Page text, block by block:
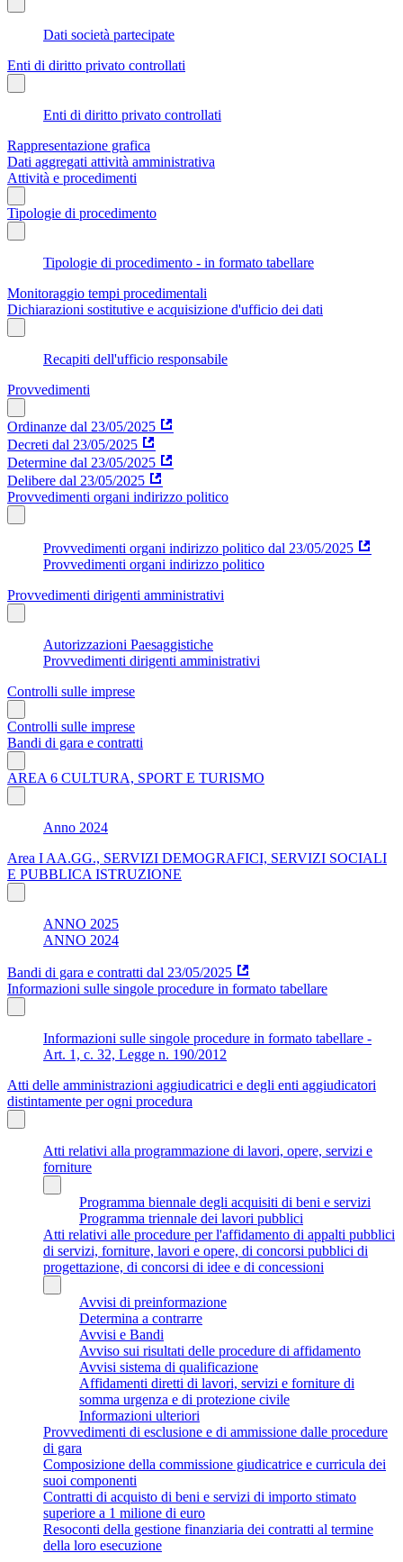
Dati società partecipate
Enti di diritto privato controllati
Enti di diritto privato controllati
Rappresentazione grafica
Dati aggregati attività amministrativa
Attività e procedimenti
Tipologie di procedimento
Tipologie di procedimento - in formato tabellare
Monitoraggio tempi procedimentali
Dichiarazioni sostitutive e acquisizione d'ufficio dei dati
Recapiti dell'ufficio responsabile
Provvedimenti
Ordinanze dal 23/05/2025
Decreti dal 23/05/2025
Determine dal 23/05/2025
Delibere dal 23/05/2025
Provvedimenti organi indirizzo politico
Provvedimenti organi indirizzo politico dal 23/05/2025
Provvedimenti organi indirizzo politico
Provvedimenti dirigenti amministrativi
Autorizzazioni Paesaggistiche
Provvedimenti dirigenti amministrativi
Controlli sulle imprese
Controlli sulle imprese
Bandi di gara e contratti
AREA 6 CULTURA, SPORT E TURISMO
Anno 2024
Area I AA.GG., SERVIZI DEMOGRAFICI, SERVIZI SOCIALI
E PUBBLICA ISTRUZIONE
ANNO 2025
ANNO 2024
Bandi di gara e contratti dal 23/05/2025
Informazioni sulle singole procedure in formato tabellare
Informazioni sulle singole procedure in formato tabellare -
Art. 1, c. 32, Legge n. 190/2012
Atti delle amministrazioni aggiudicatrici e degli enti aggiudicatori
distintamente per ogni procedura
Atti relativi alla programmazione di lavori, opere, servizi e
forniture
Programma biennale degli acquisiti di beni e servizi
Programma triennale dei lavori pubblici
Atti relativi alle procedure per l'affidamento di appalti pubblici
di servizi, forniture, lavori e opere, di concorsi pubblici di
progettazione, di concorsi di idee e di concessioni
Avvisi di preinformazione
Determina a contrarre
Avvisi e Bandi
Avviso sui risultati delle procedure di affidamento
Avvisi sistema di qualificazione
Affidamenti diretti di lavori, servizi e forniture di
somma urgenza e di protezione civile
Informazioni ulteriori
Provvedimenti di esclusione e di ammissione dalle procedure
di gara
Composizione della commissione giudicatrice e curricula dei
suoi componenti
Contratti di acquisto di beni e servizi di importo stimato
superiore a 1 milione di euro
Resoconti della gestione finanziaria dei contratti al termine
della loro esecuzione